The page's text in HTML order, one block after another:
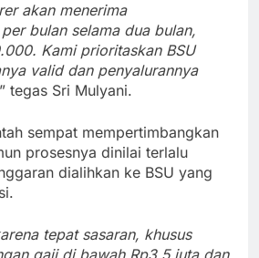
akan menerima
bulan selama dua bulan,
Kami prioritaskan BSU
valid dan penyalurannya
tegas Sri Mulyani.
sempat mempertimbangkan
prosesnya dinilai terlalu
dialihkan ke BSU yang
tepat sasaran, khusus